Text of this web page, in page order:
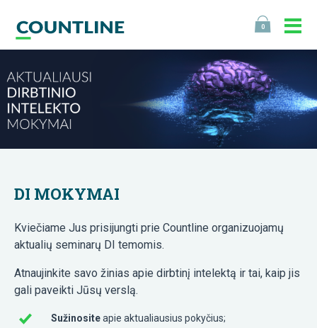
0
DI MOKYMAI
Kviečiame Jus prisijungti prie Countline organizuojamų
aktualių seminarų DI temomis.
Atnaujinkite savo žinias apie dirbtinį intelektą ir tai, kaip jis
gali paveikti Jūsų verslą.
Sužinositeapie aktualiausius pokyčius;